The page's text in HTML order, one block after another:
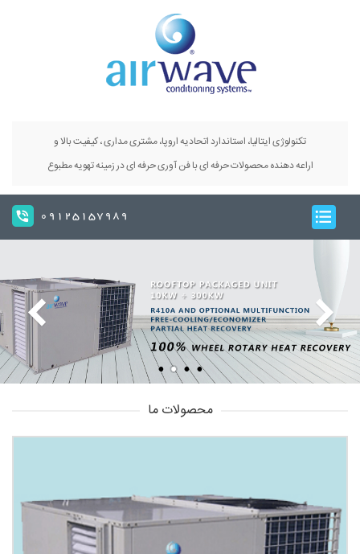
تکنولوژی ایتالیا، استاندارد اتحادیه اروپا، مشتری مداری ، کیفیت بالا و
اراعه دهنده محصولات حرفه ای با فن آوری حرفه ای در زمینه تهویه مطبوع
09125157989
محصولات ما